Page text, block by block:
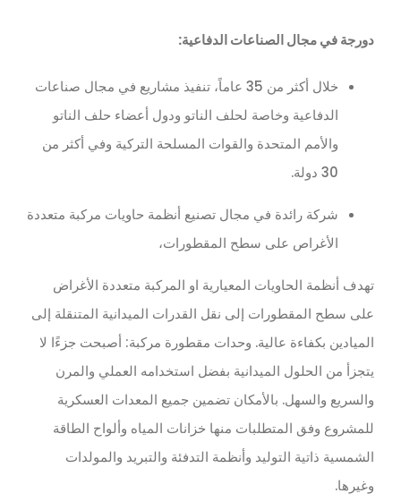
دورجة في مجال الصناعات الدفاعية:
خلال أكثر من 35 عاماً، تنفيذ مشاريع في مجال صناعات
الدفاعية وخاصة لحلف الناتو ودول أعضاء حلف الناتو
والأمم المتحدة والقوات المسلحة التركية وفي أكثر من
30 دولة.
شركة رائدة في مجال تصنيع أنظمة حاويات مركبة متعددة
الأغراص على سطح المقطورات،
تهدف أنظمة الحاويات المعيارية او المركبة متعددة الأغراض
على سطح المقطورات إلى نقل القدرات الميدانية المتنقلة إلى
الميادين بكفاءة عالية. وحدات مقطورة مركبة: أصبحت جزءًا لا
يتجزأ من الحلول الميدانية بفضل استخدامه العملي والمرن
والسريع والسهل. بالأمكان تضمين جميع المعدات العسكرية
للمشروع وفق المتطلبات منها خزانات المياه وألواح الطاقة
الشمسية ذاتية التوليد وأنظمة التدفئة والتبريد والمولدات
وغيرها.